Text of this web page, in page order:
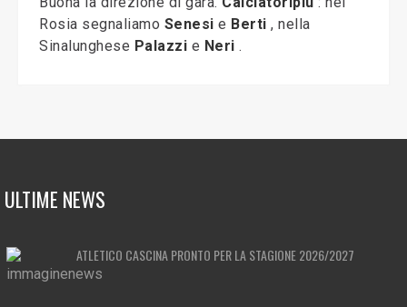
Rosia segnaliamo Senesi e Berti , nella
Sinalunghese Palazzi e Neri .
ULTIME NEWS
ATLETICO CASCINA PRONTO PER LA STAGIONE 2026/2027